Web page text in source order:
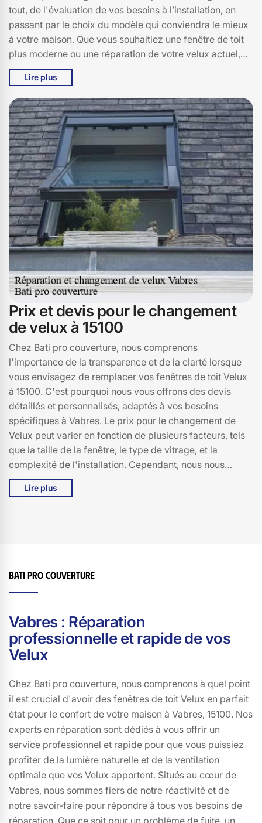
tout, de l'évaluation de vos besoins à l’installation, en
passant par le choix du modèle qui conviendra le mieux
à votre maison. Que vous souhaitiez une fenêtre de toit
plus moderne ou une réparation de votre velux actuel,
nous sommes là pour vous accompagner. Contactez-
nous et découvrez la différence d'un service
professionnel!
Lire plus
Prix et devis pour le changement
de velux à 15100
Chez Bati pro couverture, nous comprenons
l'importance de la transparence et de la clarté lorsque
vous envisagez de remplacer vos fenêtres de toit Velux
à 15100. C'est pourquoi nous vous offrons des devis
détaillés et personnalisés, adaptés à vos besoins
spécifiques à Vabres. Le prix pour le changement de
Velux peut varier en fonction de plusieurs facteurs, tels
que la taille de la fenêtre, le type de vitrage, et la
complexité de l'installation. Cependant, nous nous
engageons à vous fournir des tarifs compétitifs et à vous
expliquer en toute honnêteté chaque élément de votre
changement de Velux en toute sérénité.
Lire plus
Bati pro couverture
Vabres : Réparation
professionnelle et rapide de vos
Velux
Chez Bati pro couverture, nous comprenons à quel point
il est crucial d'avoir des fenêtres de toit Velux en parfait
état pour le confort de votre maison à Vabres, 15100. Nos
experts en réparation sont dédiés à vous offrir un
service professionnel et rapide pour que vous puissiez
profiter de la lumière naturelle et de la ventilation
optimale que vos Velux apportent. Situés au cœur de
Vabres, nous sommes fiers de notre réactivité et de
notre savoir-faire pour répondre à tous vos besoins de
réparation. Que ce soit pour un problème de fuite, un